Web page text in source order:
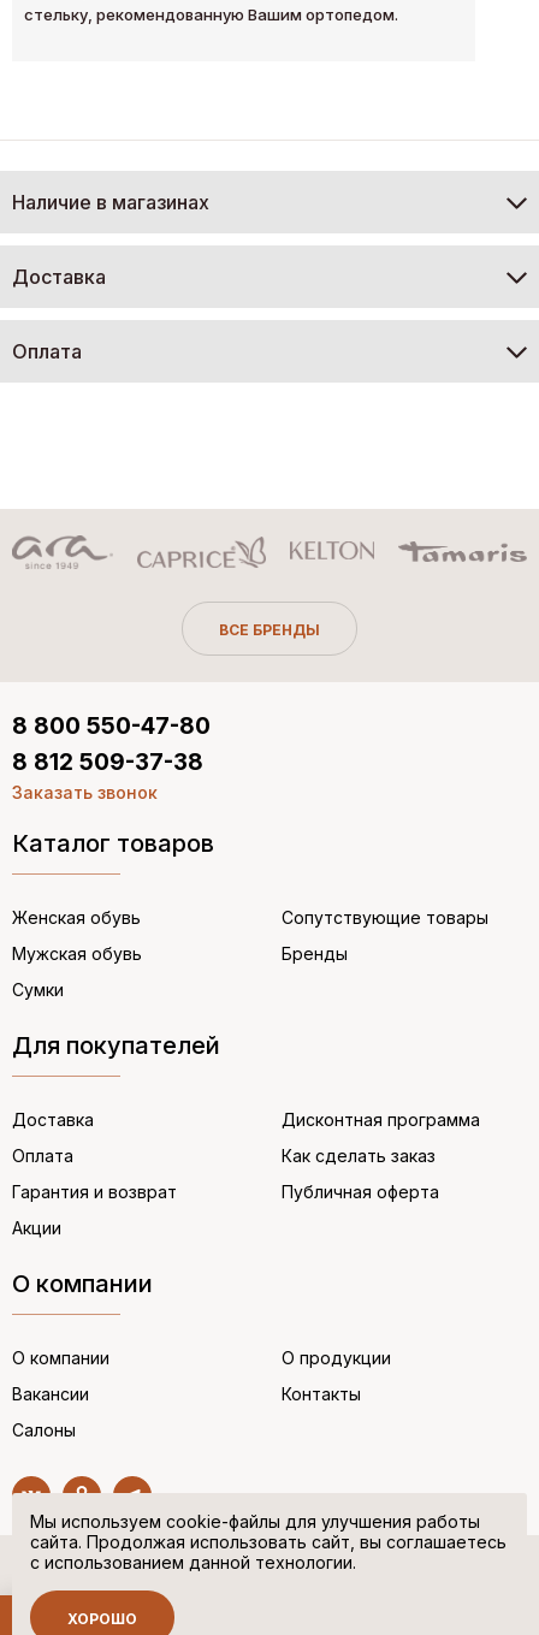
стельку, рекомендованную Вашим ортопедом.
Наличие в магазинах
Доставка
Оплата
ВСЕ БРЕНДЫ
Каталог товаров
Женская обувь
Мужская обувь
Сумки
Сопутствующие товары
Бренды
Для покупателей
Доставка
Оплата
Гарантия и возврат
Акции
Дисконтная программа
Как сделать заказ
Публичная оферта
О компании
О компании
Вакансии
Салоны
О продукции
Контакты
8 800 550-47-80
8 812 509-37-38
Заказать звонок
© “НЕМЕЦКАЯ ОБУВЬ” 2017. Все права защищены.
Политика в отношении персональных данных
Мы используем cookie-файлы для улучшения работы
сайта. Продолжая использовать сайт, вы соглашаетесь
с использованием данной технологии.
ХОРОШО